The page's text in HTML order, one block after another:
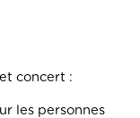
concert :
les personnes